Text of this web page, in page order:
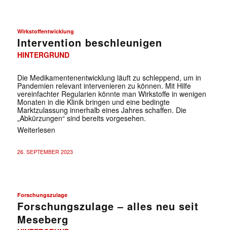
Wirkstoffentwicklung
Intervention beschleunigen
HINTERGRUND
Die Medikamentenentwicklung läuft zu schleppend, um in
Pandemien relevant intervenieren zu können. Mit Hilfe
vereinfachter Regularien könnte man Wirkstoffe in wenigen
Monaten in die Klinik bringen und eine bedingte
Marktzulassung innerhalb eines Jahres schaffen. Die
„Abkürzungen“ sind bereits vorgesehen.
Weiterlesen
26. SEPTEMBER 2023
Forschungszulage
Forschungszulage – alles neu seit
Meseberg